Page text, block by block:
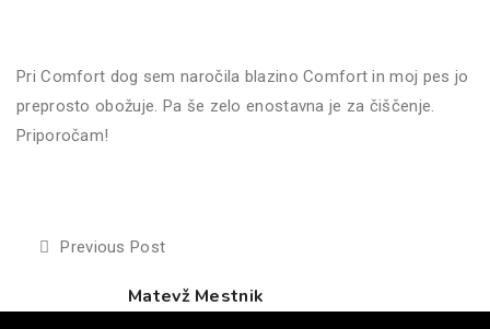
Pri Comfort dog sem naročila blazino Comfort in moj pes jo
preprosto obožuje. Pa še zelo enostavna je za čiščenje.
Priporočam!
Previous Post
Matevž Mestnik